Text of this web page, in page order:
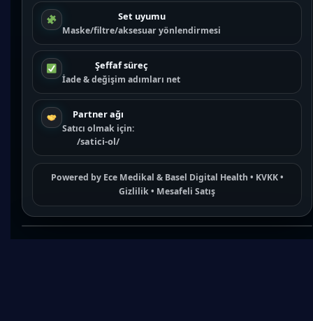
Set uyumu
Maske/filtre/aksesuar yönlendirmesi
Şeffaf süreç
İade & değişim adımları net
Partner ağı
Satıcı olmak için:
/satici-ol/
Powered by Ece Medikal & Basel Digital Health • KVKK•
Gizlilik• Mesafeli Satış